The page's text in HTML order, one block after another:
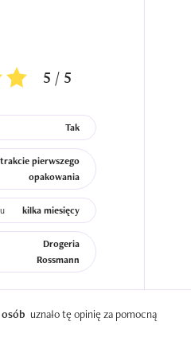
5 / 5
Tak
pierwszego
opakowania
kilka miesięcy
Drogeria
Rossmann
uznało tę opinię za pomocną